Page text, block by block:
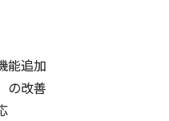
能追加
の改善